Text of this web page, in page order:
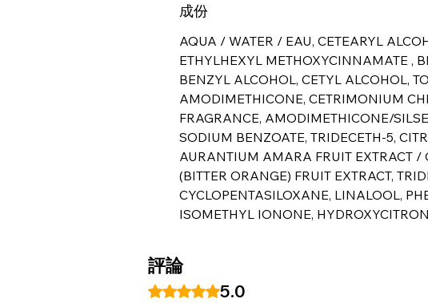
成份
AQUA / WATER / EAU, CETEARYL
ETHYLHEXYL METHOXYCINNAMATE ,
BENZYL ALCOHOL, CETYL ALCOHOL,
AMODIMETHICONE, CETRIMONIUM
FRAGRANCE, AMODIMETHICONE/
SODIUM BENZOATE, TRIDECETH-5,
AURANTIUM AMARA FRUIT EXTRACT
(BITTER ORANGE) FRUIT EXTRACT,
CYCLOPENTASILOXANE, LINALOOL,
ISOMETHYL IONONE,
評論
評等為 5（最高為 5 顆星）。
5.0